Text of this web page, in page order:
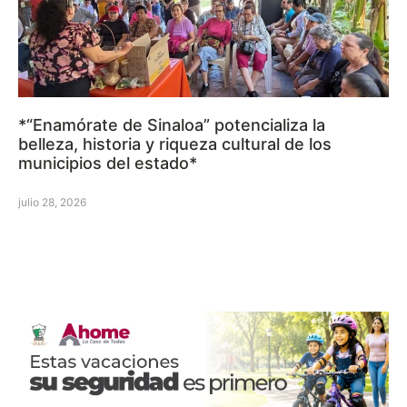
*“Enamórate de Sinaloa” potencializa la
belleza, historia y riqueza cultural de los
municipios del estado*
julio 28, 2026